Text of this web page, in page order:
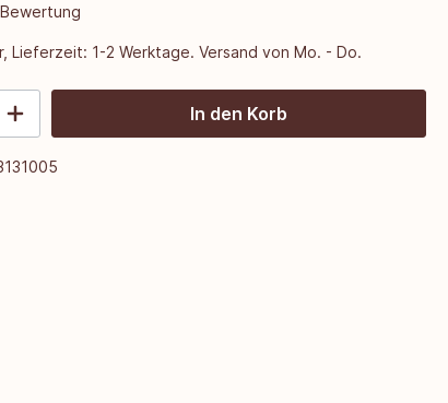
Lieferzeit: 1-2 Werktage. Versand von Mo. - Do.
In den Korb